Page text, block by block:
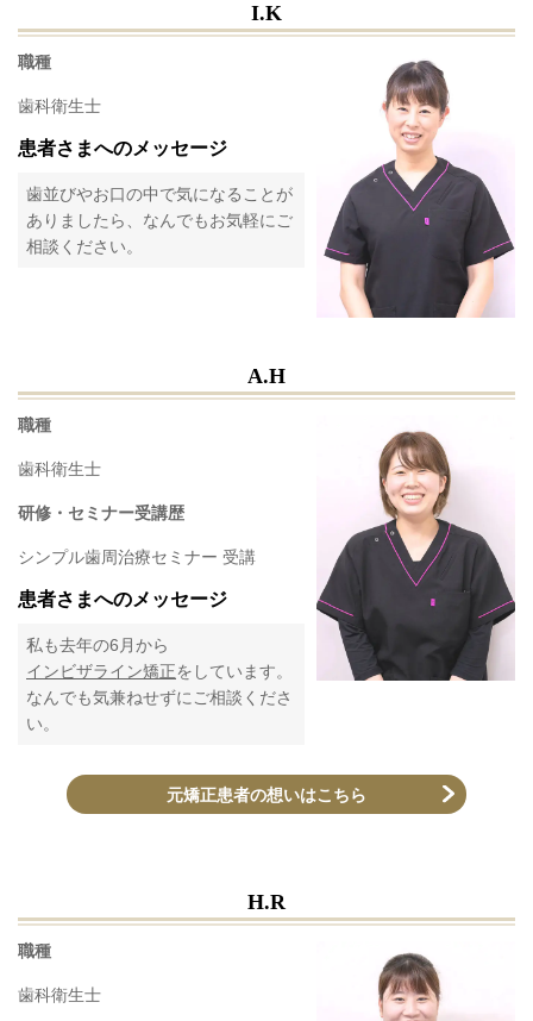
I.K
職種
歯科衛生士
患者さまへのメッセージ
歯並びやお口の中で気になることが
ありましたら、なんでもお気軽にご
相談ください。
A.H
職種
歯科衛生士
研修・セミナー受講歴
シンプル歯周治療セミナー 受講
患者さまへのメッセージ
私も去年の6月から
インビザライン矯正をしています。
なんでも気兼ねせずにご相談くださ
い。
元矯正患者の想いはこちら
H.R
職種
歯科衛生士